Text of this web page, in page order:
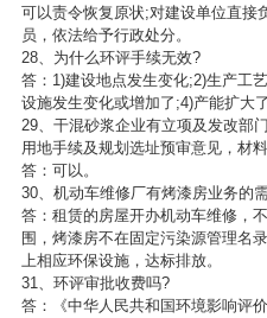
可以责令恢复原状;对建设单位直接
员，依法给予行政处分。
28、为什么环评手续无效?
答：1)建设地点发生变化;2)生产工
设施发生变化或增加了;4)产能扩大
29、干混砂浆企业有立项及发改部
用地手续及规划选址预审意见，材
答：可以。
30、机动车维修厂有烤漆房业务的
答：租赁的房屋开办机动车维修，
围，烤漆房不在固定污染源管理名
上相应环保设施，达标排放。
31、环评审批收费吗?
答：《中华人民共和国环境影响评